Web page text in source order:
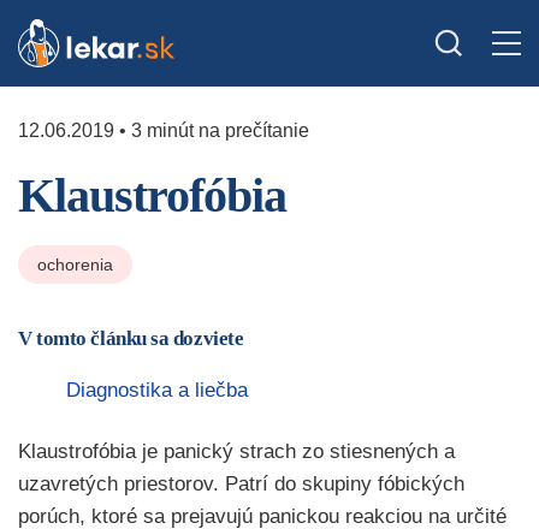
12.06.2019 • 3 minút na prečítanie
Klaustrofóbia
ochorenia
V tomto článku sa dozviete
Diagnostika a liečba
Klaustrofóbia je panický strach zo stiesnených a
uzavretých priestorov. Patrí do skupiny fóbických
porúch, ktoré sa prejavujú panickou reakciou na určité